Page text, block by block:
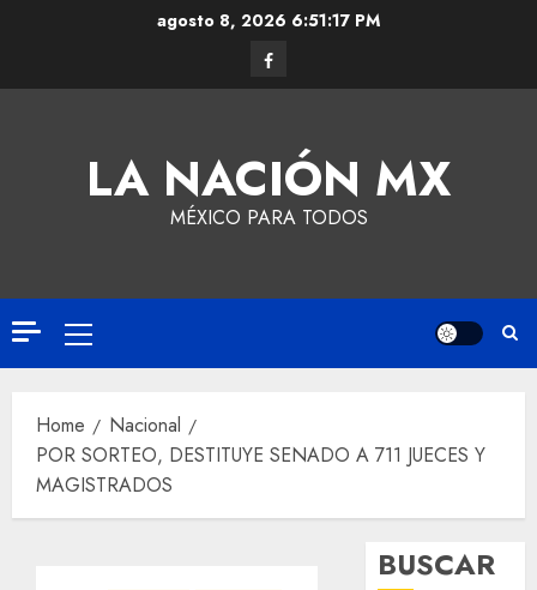
agosto 8, 2026 6:51:17 PM
LA NACIÓN MX
MÉXICO PARA TODOS
Home
Nacional
POR SORTEO, DESTITUYE SENADO A 711 JUECES Y
MAGISTRADOS
BUSCAR